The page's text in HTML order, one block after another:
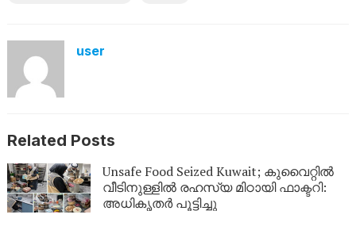
user
Related Posts
Unsafe Food Seized Kuwait; കുവൈറ്റിൽ
വീടിനുള്ളിൽ രഹസ്യ മിഠായി ഫാക്ടറി:
അധികൃതർ പൂട്ടിച്ചു